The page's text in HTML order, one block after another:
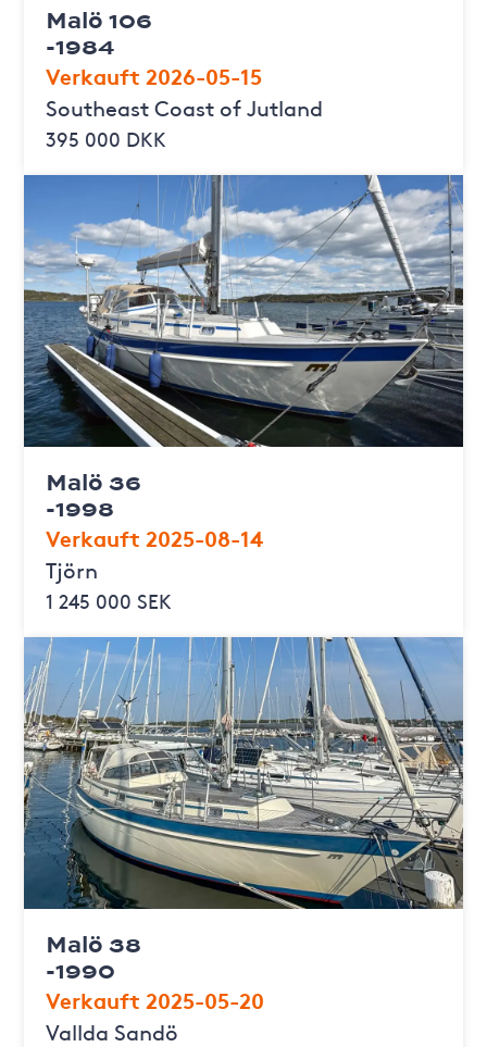
Malö 106
-1984
Verkauft 2026-05-15
Southeast Coast of Jutland
395 000 DKK
Malö 36
-1998
Verkauft 2025-08-14
Tjörn
1 245 000 SEK
Malö 38
-1990
Verkauft 2025-05-20
Vallda Sandö